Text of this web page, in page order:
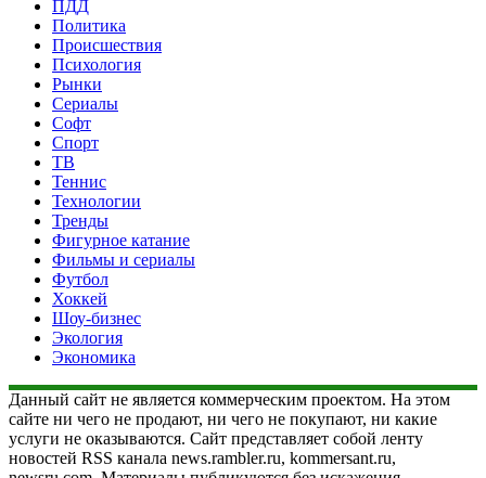
ПДД
Политика
Происшествия
Психология
Рынки
Сериалы
Софт
Спорт
ТВ
Теннис
Технологии
Тренды
Фигурное катание
Фильмы и сериалы
Футбол
Хоккей
Шоу-бизнес
Экология
Экономика
Данный сайт не является коммерческим проектом. На этом
сайте ни чего не продают, ни чего не покупают, ни какие
услуги не оказываются. Сайт представляет собой ленту
новостей RSS канала news.rambler.ru, kommersant.ru,